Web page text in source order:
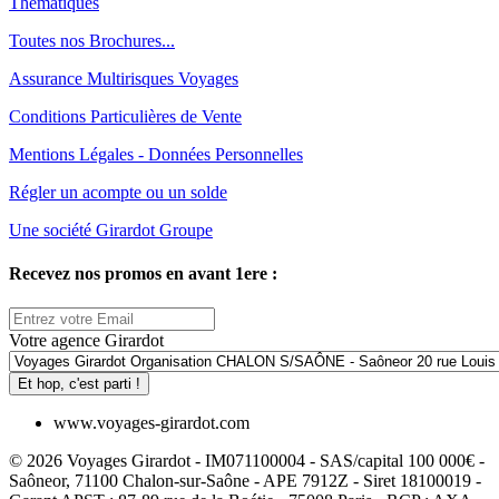
Toutes nos Brochures...
Assurance Multirisques Voyages
Conditions Particulières de Vente
Mentions Légales - Données Personnelles
Régler un acompte ou un solde
Une société Girardot Groupe
Recevez nos promos en avant 1ere :
Votre agence Girardot
Et hop, c'est parti !
www.voyages-girardot.com
© 2026 Voyages Girardot - IM071100004 - SAS/capital 100 000€ -
Saôneor, 71100 Chalon-sur-Saône - APE 7912Z - Siret 18100019 -